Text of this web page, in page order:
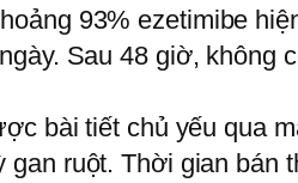
93% ezetimibe
Sau 48 giờ, không
bài tiết chủ yếu qua
ruột. Thời gian